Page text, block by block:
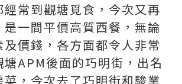
常到觀塘覓食，今次又再
一間平價高質西餐，無論
價錢，各方面都令人非常
APM後面的巧明街，出名
，今次去了巧明街和駿業